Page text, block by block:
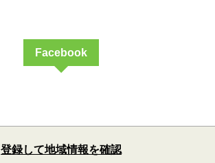
Facebook
登録して地域情報を確認